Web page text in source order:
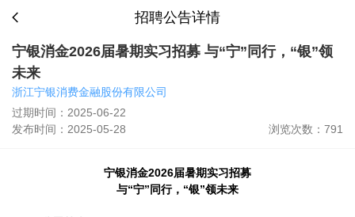
招聘公告详情
宁银消金2026届暑期实习招募 与“宁”同行，“银”领
未来
浙江宁银消费金融股份有限公司
过期时间：2025-06-22
发布时间：2025-05-28
浏览次数：791
宁银消金2026届暑期实习招募
与“宁”同行，“银”领未来